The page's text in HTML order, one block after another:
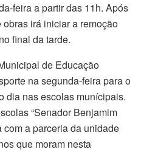
feira a partir das 11h. Após
irá iniciar a remoção
final da tarde.
de Educação
na segunda-feira para o
dia nas escolas munícipais.
“Senador Benjamim
com a parceria da unidade
que moram nesta